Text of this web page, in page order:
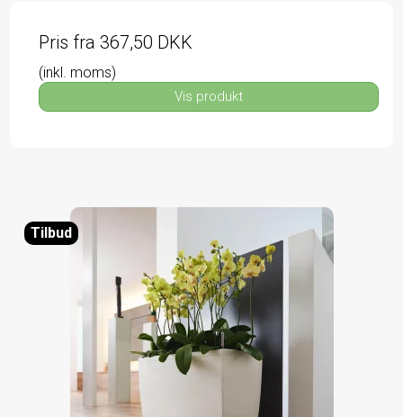
Pris fra 367,50 DKK
(inkl. moms)
Vis produkt
Tilbud